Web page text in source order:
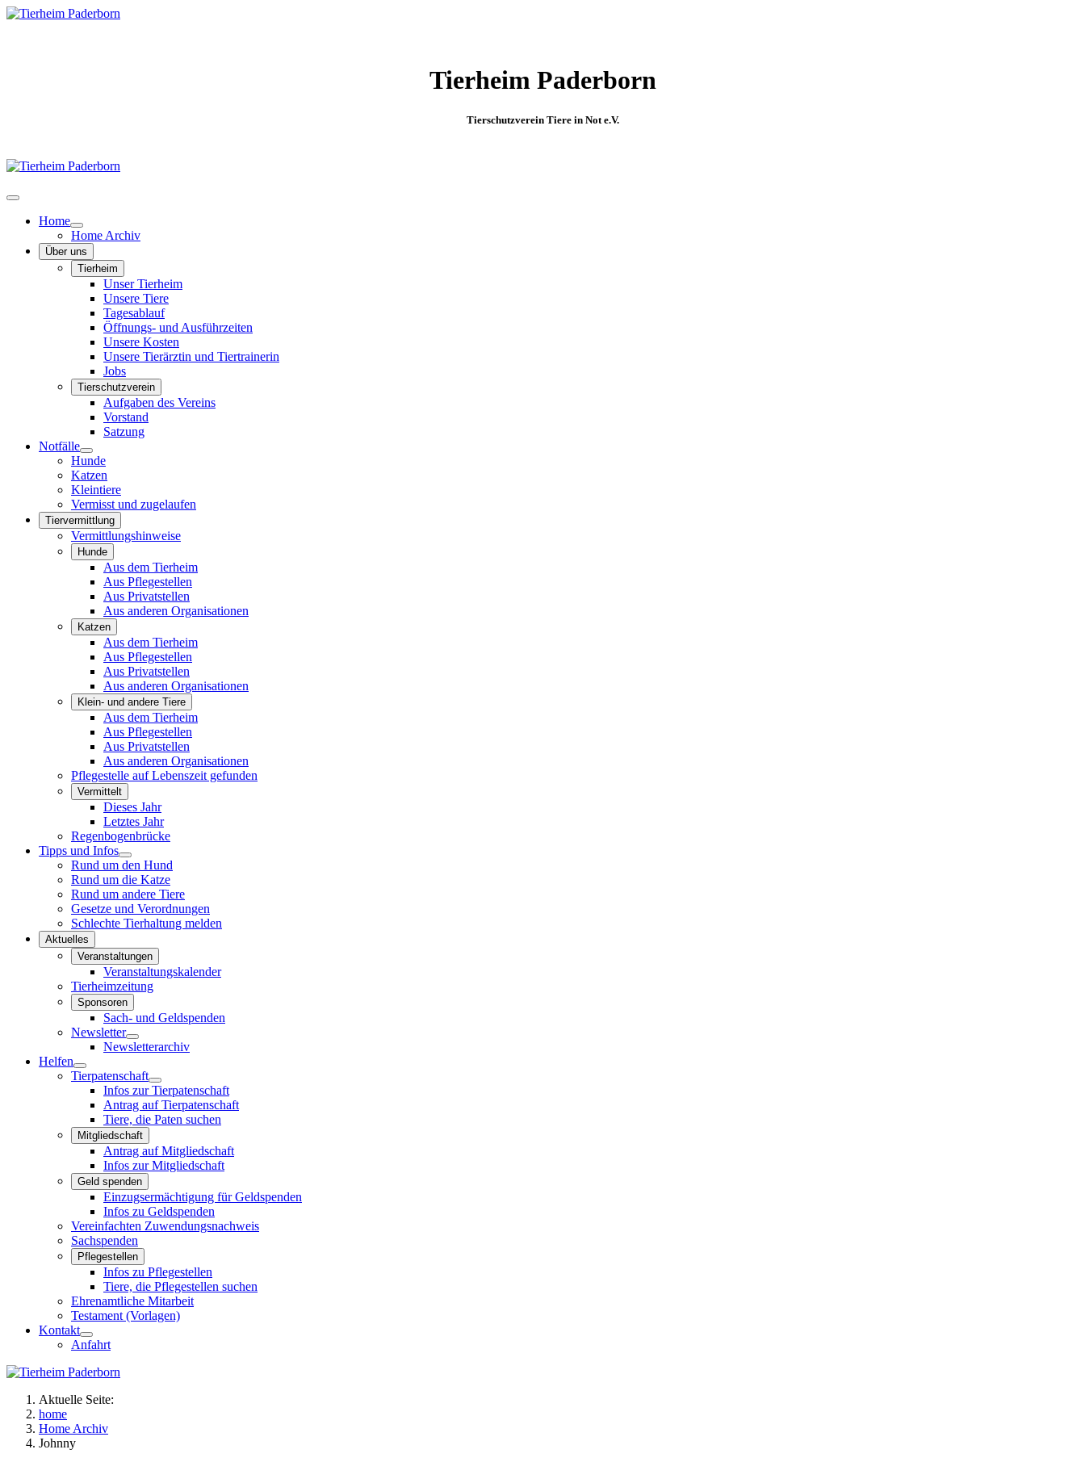
Tierheim Paderborn
Tierschutzverein Tiere in Not e.V.
Home
Home Archiv
Über uns
Tierheim
Unser Tierheim
Unsere Tiere
Tagesablauf
Öffnungs- und Ausführzeiten
Unsere Kosten
Unsere Tierärztin und Tiertrainerin
Jobs
Tierschutzverein
Aufgaben des Vereins
Vorstand
Satzung
Notfälle
Hunde
Katzen
Kleintiere
Vermisst und zugelaufen
Tiervermittlung
Vermittlungshinweise
Hunde
Aus dem Tierheim
Aus Pflegestellen
Aus Privatstellen
Aus anderen Organisationen
Katzen
Aus dem Tierheim
Aus Pflegestellen
Aus Privatstellen
Aus anderen Organisationen
Klein- und andere Tiere
Aus dem Tierheim
Aus Pflegestellen
Aus Privatstellen
Aus anderen Organisationen
Pflegestelle auf Lebenszeit gefunden
Vermittelt
Dieses Jahr
Letztes Jahr
Regenbogenbrücke
Tipps und Infos
Rund um den Hund
Rund um die Katze
Rund um andere Tiere
Gesetze und Verordnungen
Schlechte Tierhaltung melden
Aktuelles
Veranstaltungen
Veranstaltungskalender
Tierheimzeitung
Sponsoren
Sach- und Geldspenden
Newsletter
Newsletterarchiv
Helfen
Tierpatenschaft
Infos zur Tierpatenschaft
Antrag auf Tierpatenschaft
Tiere, die Paten suchen
Mitgliedschaft
Antrag auf Mitgliedschaft
Infos zur Mitgliedschaft
Geld spenden
Einzugsermächtigung für Geldspenden
Infos zu Geldspenden
Vereinfachten Zuwendungsnachweis
Sachspenden
Pflegestellen
Infos zu Pflegestellen
Tiere, die Pflegestellen suchen
Ehrenamtliche Mitarbeit
Testament (Vorlagen)
Kontakt
Anfahrt
Aktuelle Seite:
home
Home Archiv
Johnny